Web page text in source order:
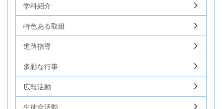
学科紹介
特色ある取組
進路指導
多彩な行事
広報活動
生徒会活動